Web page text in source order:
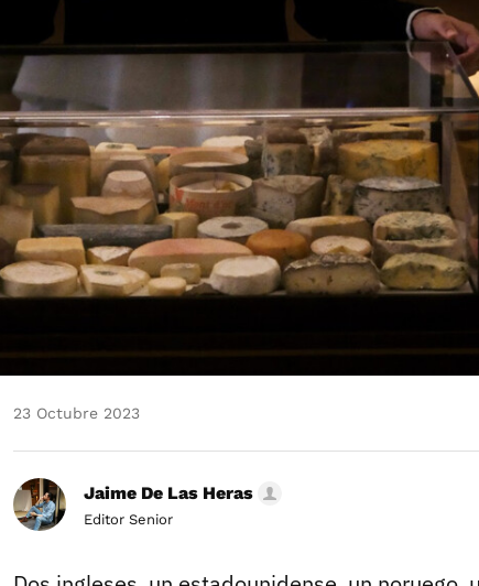
23 Octubre 2023
Jaime De Las Heras
Editor Senior